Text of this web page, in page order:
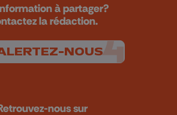
à partager?
la rédaction.
NOUS
nous sur